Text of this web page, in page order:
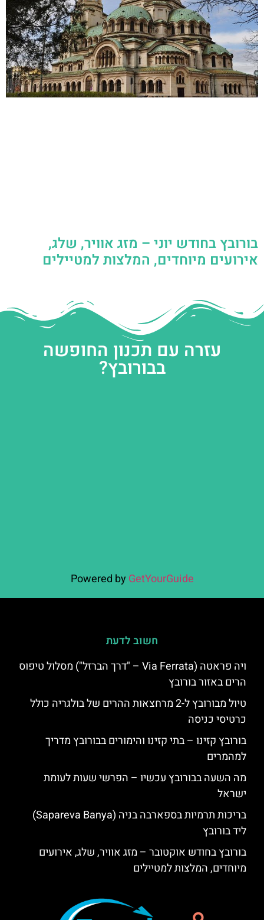
בורובץ בחודש יוני – מזג אוויר, שלג,
אירועים מיוחדים, המלצות למטיילים
עזרה עם תכנון החופשה
בבורובץ?
Powered by GetYourGuide
חשוב לדעת
ויה פראטה (Via Ferrata – "דרך הברזל") מסלול טיפוס
הרים באזור בורובץ
טיול מבורובץ ל-2 מרחצאות ההרים של בולגריה כולל
כרטיסי כניסה
בורובץ קזינו – בתי קזינו והימורים בבורובץ מדריך
למהמרים
מה השעה בבורובץ עכשיו – הפרשי שעות לעומת
ישראל
בריכות תרמיות בספארבה בניה (Sapareva Banya)
ליד בורובץ
בורובץ בחודש אוקטובר – מזג אוויר, שלג, אירועים
מיוחדים, המלצות למטיילים